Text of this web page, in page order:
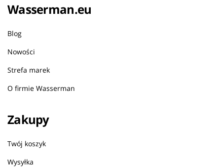
Wasserman.eu
Blog
Nowości
Strefa marek
O firmie Wasserman
Zakupy
Twój koszyk
Wysyłka